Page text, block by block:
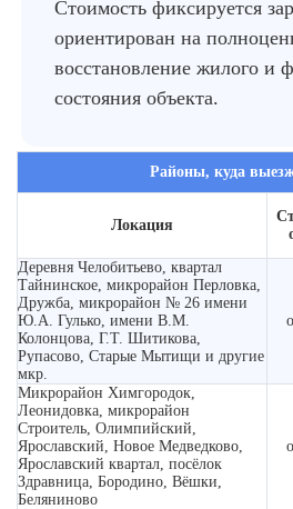
Стоимость фиксируется
ориентирован на
восстановление жилого и
состояния объекта.
Районы, куда
Локация
Деревня Челобитьево, квартал
Тайнинское, микрорайон Перловка,
Дружба, микрорайон № 26 имени
Ю.А. Гулько, имени В.М.
Колонцова, Г.Т. Шитикова,
Рупасово, Старые Мытищи и другие
мкр.
Микрорайон Химгородок,
Леонидовка, микрорайон
Строитель, Олимпийский,
Ярославский, Новое Медведково,
Ярославский квартал, посёлок
Здравница, Бородино, Вёшки,
Беляниново